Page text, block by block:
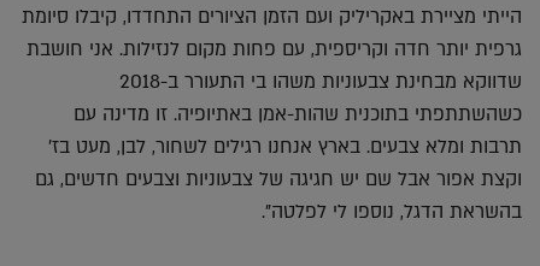
הייתי מציירת באקריליק ועם הזמן הציורים התחדדו, קיבלו סיומת
גרפית יותר חדה וקריספית, עם פחות מקום לנזילות. אני חושבת
שדווקא מבחינת צבעוניות משהו בי התעורר ב-2018
כשהשתתפתי בתוכנית שהות-אמן באתיופיה. זו מדינה עם
תרבות ומלא צבעים. בארץ אנחנו רגילים לשחור, לבן, מעט בז'
וקצת אפור אבל שם יש חגיגה של צבעוניות וצבעים חדשים, גם
בהשראת הדגל, נוספו לי לפלטה".